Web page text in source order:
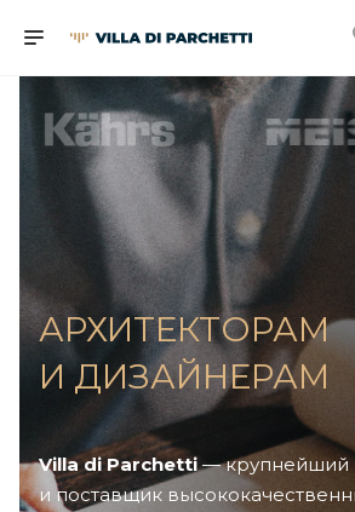
АРХИТЕКТОРАМ
И ДИЗАЙНЕРАМ
Villa di Parchetti— крупнейший
и поставщик